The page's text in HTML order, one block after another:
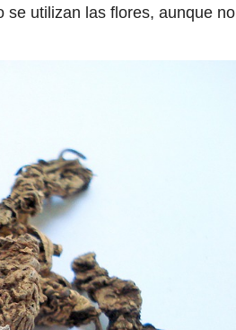
se utilizan las flores, aunque no